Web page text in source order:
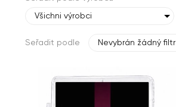
Všichni výrobci
Seřadit podle Nevybrán žádný filtr